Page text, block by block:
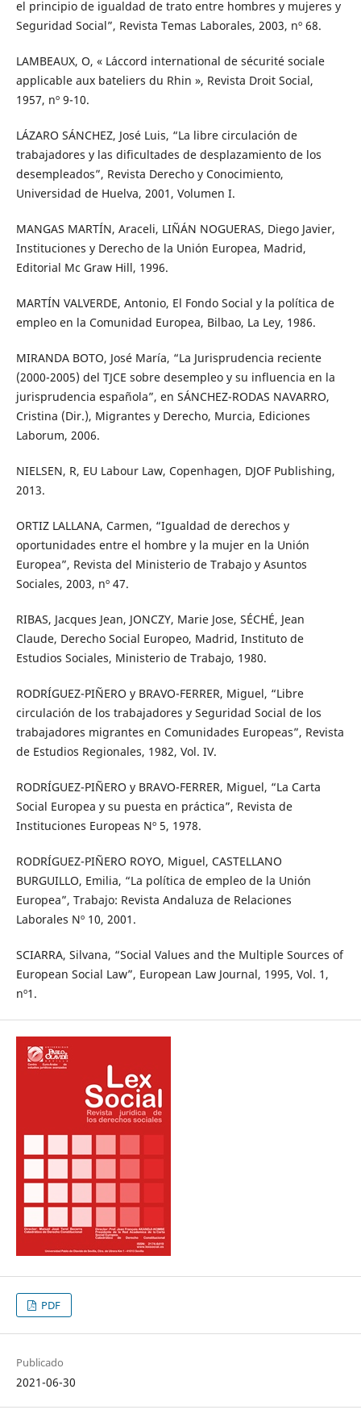
el principio de igualdad de trato entre hombres y mujeres y
Seguridad Social”, Revista Temas Laborales, 2003, nº 68.
LAMBEAUX, O, « L´accord international de sécurité sociale
applicable aux bateliers du Rhin », Revista Droit Social,
1957, nº 9-10.
LÁZARO SÁNCHEZ, José Luis, “La libre circulación de
trabajadores y las dificultades de desplazamiento de los
desempleados”, Revista Derecho y Conocimiento,
Universidad de Huelva, 2001, Volumen I.
MANGAS MARTÍN, Araceli, LIÑÁN NOGUERAS, Diego Javier,
Instituciones y Derecho de la Unión Europea, Madrid,
Editorial Mc Graw Hill, 1996.
MARTÍN VALVERDE, Antonio, El Fondo Social y la política de
empleo en la Comunidad Europea, Bilbao, La Ley, 1986.
MIRANDA BOTO, José María, “La Jurisprudencia reciente
(2000-2005) del TJCE sobre desempleo y su influencia en la
jurisprudencia española”, en SÁNCHEZ-RODAS NAVARRO,
Cristina (Dir.), Migrantes y Derecho, Murcia, Ediciones
Laborum, 2006.
NIELSEN, R, EU Labour Law, Copenhagen, DJOF Publishing,
2013.
ORTIZ LALLANA, Carmen, “Igualdad de derechos y
oportunidades entre el hombre y la mujer en la Unión
Europea”, Revista del Ministerio de Trabajo y Asuntos
Sociales, 2003, nº 47.
RIBAS, Jacques Jean, JONCZY, Marie Jose, SÉCHÉ, Jean
Claude, Derecho Social Europeo, Madrid, Instituto de
Estudios Sociales, Ministerio de Trabajo, 1980.
RODRÍGUEZ-PIÑERO y BRAVO-FERRER, Miguel, “Libre
circulación de los trabajadores y Seguridad Social de los
trabajadores migrantes en Comunidades Europeas”, Revista
de Estudios Regionales, 1982, Vol. IV.
RODRÍGUEZ-PIÑERO y BRAVO-FERRER, Miguel, “La Carta
Social Europea y su puesta en práctica”, Revista de
Instituciones Europeas Nº 5, 1978.
RODRÍGUEZ-PIÑERO ROYO, Miguel, CASTELLANO
BURGUILLO, Emilia, “La política de empleo de la Unión
Europea”, Trabajo: Revista Andaluza de Relaciones
Laborales Nº 10, 2001.
SCIARRA, Silvana, “Social Values and the Multiple Sources of
European Social Law”, European Law Journal, 1995, Vol. 1,
nº1.
PDF
Publicado
2021-06-30